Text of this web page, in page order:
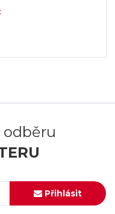
odběru
Přihlásit